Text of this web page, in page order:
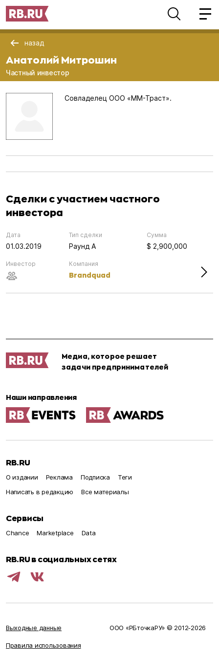
назад
Анатолий Митрошин
Частный инвестор
Совладелец ООО «ММ-Траст».
Сделки с участием частного
инвестора
Дата
01.03.2019
Компания
Brandquad
Инвестор
Тип сделки
Раунд А
Сумма
$ 2,900,000
Медиа, которое решает
задачи предпринимателей
Наши направления
RB.RU
О издании Реклама Подписка
Теги
Написать в редакцию
Все материалы
Сервисы
Chance Marketplace Data
RB.RU в социальных сетях
Выходные данные
Правила использования
ООО «РБточкаРУ» © 2012‑2026